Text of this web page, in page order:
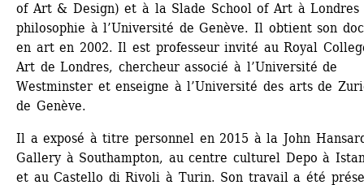
of Art & Design) et à la Slade School of Art à
philosophie à l’Université de Genève. Il obtient son
en art en 2002. Il est professeur invité au Royal
Art de Londres, chercheur associé à l’Université de
Westminster et enseigne à l’Université des arts de
de Genève.
Il a exposé à titre personnel en 2015 à la John
Gallery à Southampton, au centre culturel Depo à
et au Castello di Rivoli à Turin. Son travail a été